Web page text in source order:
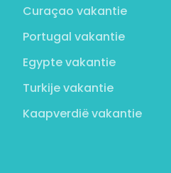
Curaçao vakantie
Portugal vakantie
Egypte vakantie
Turkije vakantie
Kaapverdië vakantie